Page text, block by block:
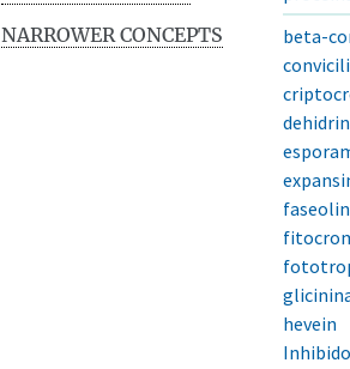
NARROWER CONCEPTS
beta-
hevein